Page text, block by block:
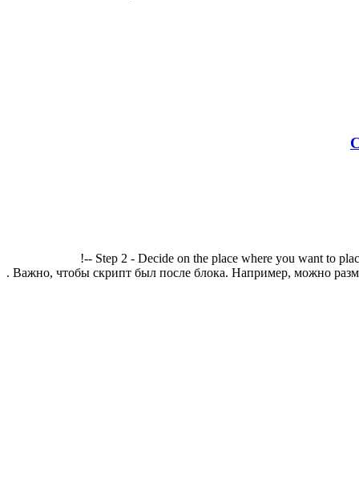
!-- Step 2 - Decide on the place where you want to
. Важно, чтобы скрипт был после блока. Например, можно